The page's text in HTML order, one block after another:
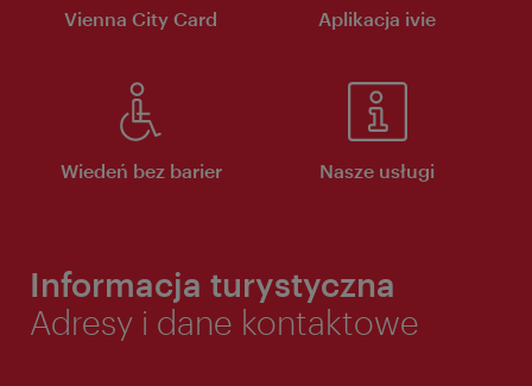
Vienna City Card Aplikacja ivie
Wiedeń bez barier Nasze usługi
Informacja turystyczna
Adresy i dane kontaktowe